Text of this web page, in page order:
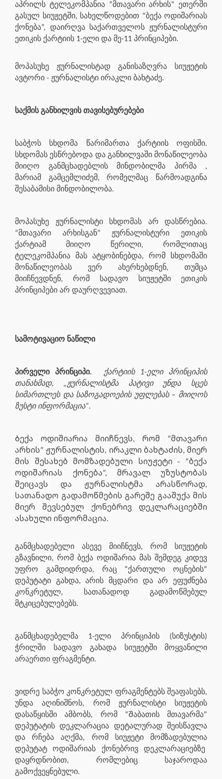
აპრილს ტელეკომპანია “მთავარი არხის” ეთერში
გასულ სიუჟეტში, სახელწოდებით “ბექა ოდიშარიას
ქონება”, დაირღვა საქართველოს ჟურნალისტური
ეთიკის ქარტიის 1-ელი და მე-11 პრინციპები.
მოპასუხე ჟურნალისტად განისაზღვრა სიუჟეტის
ავტორი - ჟურნალისტი ირაკლი ბახტაძე.
საქმის განხილვის თავისებურებები
საბჭოს სხდომა წარიმართა ქარტიის ოფისში.
სხდომას ესწრებოდა და განხილვაში მონაწილეობა
მიიღო განმცხადებლის მინდობილმა პირმა ,
მარიამ გამცემლიძემ, რომელმაც წარმოადგინა
შესაბამისი მინდობილობა.
მოპასუხე ჟურნალისტი სხდომას არ დასწრებია.
“მთავარი არხისგან” ჟურნალისტური ეთიკის
ქარტიამ მიიღო წერილი, რომლითაც
ტელეკომპანია მას ატყობინებდა, რომ სხდომაში
მონაწილეობას ვერ ახერხებდნენ, თუმცა
მიიჩნევდნენ, რომ სადავო სიუჟეტში ეთიკის
პრინციპები არ დაურღვევიათ.
სამოტივაციო ნაწილი
პირველი პრინციპი.
ქარტიის 1-ელი პრინციპის
თანახმად, „ჟურნალისტმა პატივი უნდა სცეს
სიმართლეს და საზოგადოების უფლებას – მიიღოს
ზუსტი ინფორმაცია“.
Ბექა ოდიშიარია მიიჩნევს, რომ “მთავარი
არხის” ჟურნალისტის, ირაკლი ბახტაძის, მიერ
მის შესახებ მომზადებული სიუჟეტი - “ბექა
ოდიშარიას ქონება”, მრავალ უზუსტობას
შეიცავს და ჟურნალისტმა არასწორად,
სათანადო გადამოწმების გარეშე გააშუქა მის
მიერ შევსებულ ქონებრივ დეკლარაციებში
ასახული ინფორმაცია.
განმცხადებელი ასევე მიიჩნევს, რომ სიუჟეტის
გზავნილი, რომ ბექა ოდიშარია მას შემდეგ კიდევ
უფრო გამდიდრდა, რაც “ქართული ოცნების”
დეპუტატი გახდა, არის მცდარი და არ ეფუძნება
კონკრეტულ, სათანადოდ გადამოწმებულ
მტკიცებულებებს.
განმცხადებელმა 1-ელი პრინციპის (სიზუსტის)
ჭრილში სადავო გახადა სიუჟეტში მოყვანილი
არაერთი ფრაგმენტი.
ვიდრე საბჭო კონკრეტულ ფრაგმენტებს შეაფასებს,
უნდა აღინიშნოს, რომ ჟურნალისტი სიუჟეტის
დასაწყისში ამბობს, რომ “Შაბათის მთავარმა”
დეპუტატის დეკლარაცია დეტალურად შეისწავლა
და რჩება აღქმა, რომ სიუჟეტი მომზადებულია
დეპუტატ ოდიშარიას ქონებრივ დეკლარაციებზე
დაყრდნობით, რომლებიც საჯაროდაა
გამოქვეყნებული.